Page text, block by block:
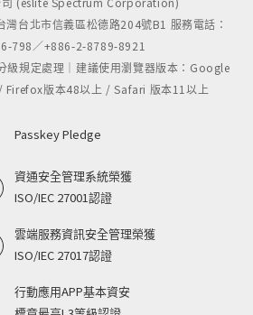
台北市信義區松德路204號B1 服務電話：
798／+886-2-8789-8921
級規定處理｜建議使用瀏覽器版本：Google
Firefox版本48以上 / Safari 版本11以上
Passkey Pledge
資通安全管理系統榮獲
ISO/IEC 27001認證
雲端服務資訊安全管理榮獲
ISO/IEC 27017認證
行動應用APP基本資安